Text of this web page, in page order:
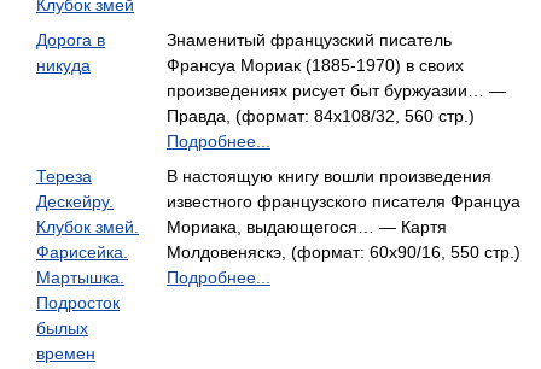
Клубок змей
Дорога в
никуда
Знаменитый французский писатель
Франсуа Мориак (1885-1970) в своих
произведениях рисует быт буржуазии… —
Правда, (формат: 84x108/32, 560 стр.)
Подробнее...
Тереза
Дескейру.
Клубок змей.
Фарисейка.
Мартышка.
Подросток
былых
времен
В настоящую книгу вошли произведения
известного французского писателя Француа
Мориака, выдающегося… — Картя
Молдовеняскэ, (формат: 60x90/16, 550 стр.)
Подробнее...